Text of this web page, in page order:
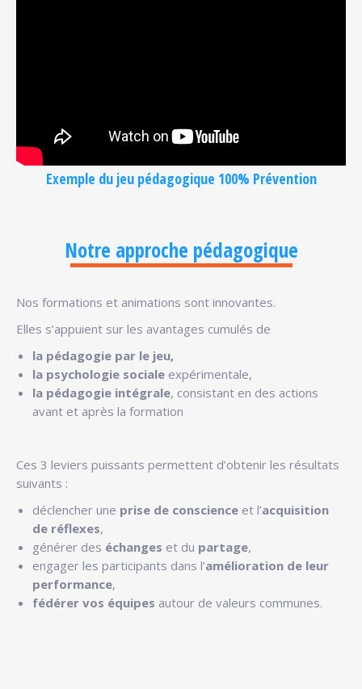
Exemple du jeu pédagogique 100% Prévention
Notre approche pédagogique
Nos formations et animations sont innovantes.
Elles s’appuient sur les avantages cumulés de
la pédagogie par le jeu,
la psychologie sociale expérimentale,
la pédagogie intégrale, consistant en des actions
avant et après la formation
Ces 3 leviers puissants permettent d’obtenir les résultats
suivants :
déclencher une prise de conscience et l’acquisition
de réflexes,
générer des échanges et du partage,
engager les participants dans l’amélioration de leur
performance,
fédérer vos équipes autour de valeurs communes.